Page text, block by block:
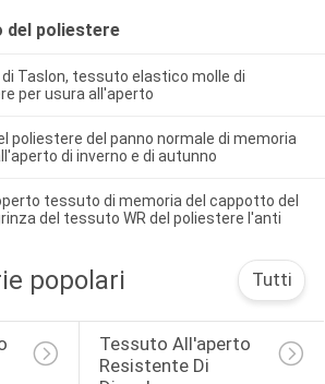
poliestere
Taslon, tessuto elastico molle di
per usura all'aperto
poliestere del panno normale di memoria
di inverno e di autunno
tessuto di memoria del cappotto del
del tessuto WR del poliestere l'anti
popolari Tutti
Tessuto All'aperto
Resistente Di